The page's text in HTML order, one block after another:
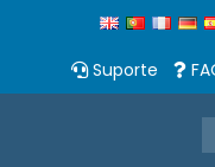
Suporte